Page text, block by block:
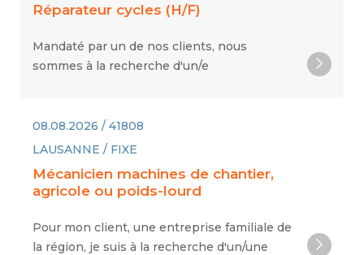
Réparateur cycles (H/F)
Mandaté par un de nos clients, nous
sommes à la recherche d'un/e
08.08.2026 / 41808
LAUSANNE / FIXE
Mécanicien machines de chantier,
agricole ou poids-lourd
Pour mon client, une entreprise familiale de
la région, je suis à la recherche d'un/une